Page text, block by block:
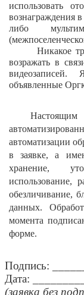
использовать
вознаграждения
либо
Никакое
возражать в
объявленные
автоматизации
в заявке, а
хранение,
использование,
обезличивание,
данных.
момента
форме.
Подпись:
Дата:
(заявка без